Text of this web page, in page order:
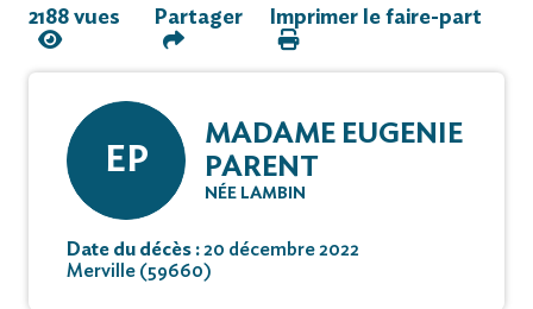
2188 vues Partager Imprimer le faire-part
EP
MADAME EUGENIE
PARENT
NÉE LAMBIN
Date du décès :20 décembre 2022
Merville (59660)